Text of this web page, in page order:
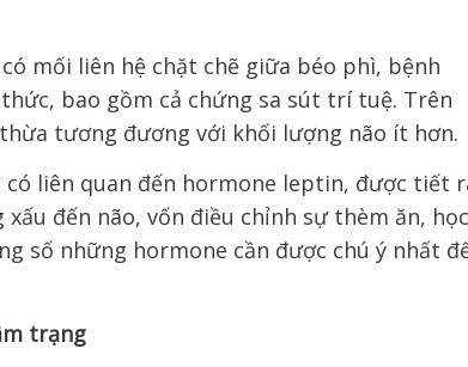
mối liên hệ chặt chẽ giữa béo phì, bệnh
bao gồm cả chứng sa sút trí tuệ. Trên
tương đương với khối lượng não ít hơn.
liên quan đến hormone leptin, được tiết
đến não, vốn điều chỉnh sự thèm ăn, học
số những hormone cần được chú ý nhất
trạng